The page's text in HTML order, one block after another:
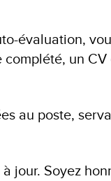
évaluation,
un
au poste,
jour. Soyez